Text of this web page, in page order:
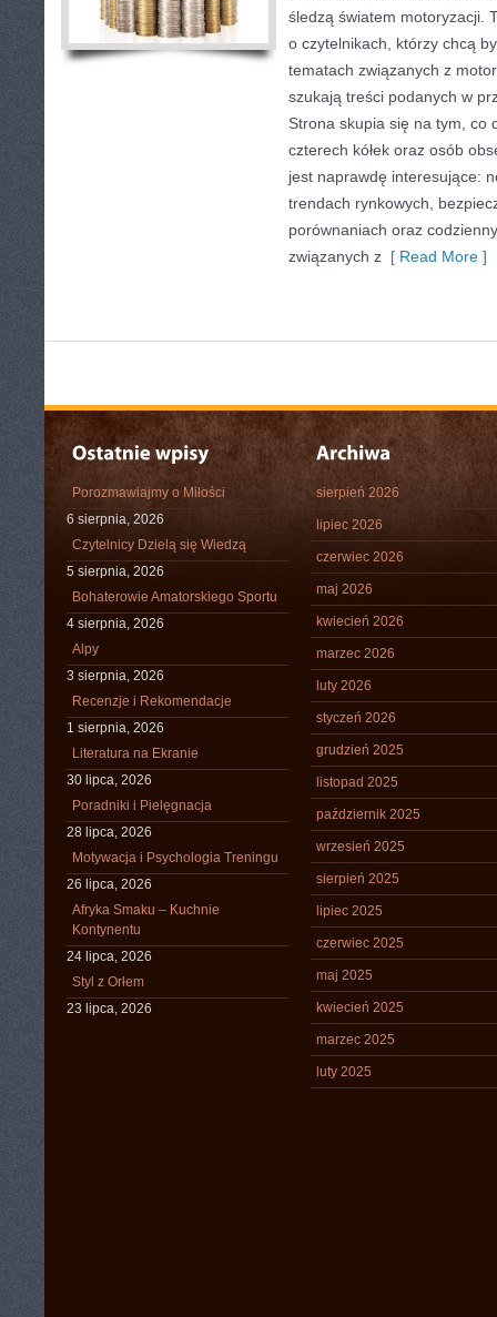
śledzą światem motoryzacji.
o czytelnikach, którzy chcą
tematach związanych z
szukają treści podanych w
Strona skupia się na tym, co
czterech kółek oraz osób
jest naprawdę interesujące:
trendach rynkowych,
porównaniach oraz
związanych z [ Read More ]
Porozmawiajmy o Miłości
6 sierpnia, 2026
Czytelnicy Dzielą się Wiedzą
5 sierpnia, 2026
Bohaterowie Amatorskiego Sportu
4 sierpnia, 2026
Alpy
3 sierpnia, 2026
Recenzje i Rekomendacje
1 sierpnia, 2026
Literatura na Ekranie
30 lipca, 2026
Poradniki i Pielęgnacja
28 lipca, 2026
Motywacja i Psychologia Treningu
26 lipca, 2026
Afryka Smaku – Kuchnie
Kontynentu
24 lipca, 2026
Styl z Orłem
23 lipca, 2026
sierpień 2026
lipiec 2026
czerwiec 2026
maj 2026
kwiecień 2026
marzec 2026
luty 2026
styczeń 2026
grudzień 2025
listopad 2025
październik 2025
wrzesień 2025
sierpień 2025
lipiec 2025
czerwiec 2025
maj 2025
kwiecień 2025
marzec 2025
luty 2025